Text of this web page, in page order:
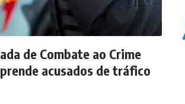
de Combate ao Crime
acusados de tráfico